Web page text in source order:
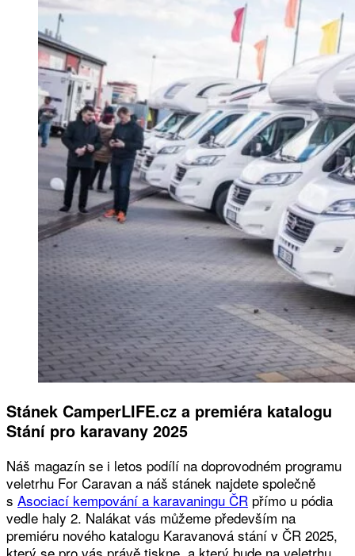
Stánek CamperLIFE.cz a premiéra katalogu
Stání pro karavany 2025
Náš magazín se i letos podílí na doprovodném programu
veletrhu For Caravan a náš stánek najdete společně
s Asociací kempování a karavaningu ČR přímo u pódia
vedle haly 2. Nalákat vás můžeme především na
premiéru nového katalogu Karavanová stání v ČR 2025,